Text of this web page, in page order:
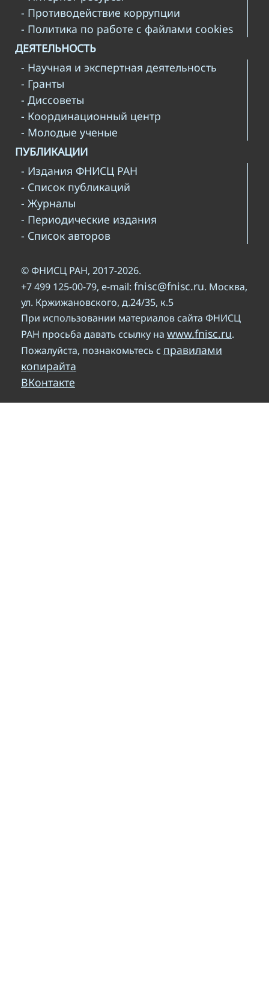
- Противодействие коррупции
- Политика по работе с файлами cookies
ДЕЯТЕЛЬНОСТЬ
- Научная и экспертная деятельность
- Гранты
- Диссоветы
- Координационный центр
- Молодые ученые
ПУБЛИКАЦИИ
- Издания ФНИСЦ РАН
- Список публикаций
- Журналы
- Периодические издания
- Список авторов
© ФНИСЦ РАН, 2017-2026.
+7 499 125-00-79, e-mail: fnisc@fnisc.ru. Москва,
ул. Кржижановского, д.24/35, к.5
При использовании материалов сайта ФНИСЦ
РАН просьба давать ссылку на www.fnisc.ru.
Пожалуйста, познакомьтесь с правилами
копирайта
ВКонтакте